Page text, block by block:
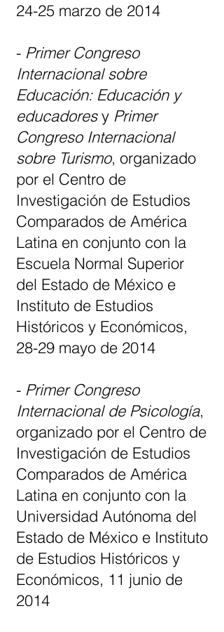
24-25 marzo de 2014
- Primer Congreso
Internacional sobre
Educación: Educación y
educadoresy Primer
Congreso Internacional
sobre Turismo, organizado
por el Centro de
Investigación de Estudios
Comparados de América
Latina en conjunto con la
Escuela Normal Superior
del Estado de México e
Instituto de Estudios
Históricos y Económicos,
28-29 mayo de 2014
- Primer Congreso
Internacional de Psicología,
organizado por el Centro de
Investigación de Estudios
Comparados de América
Latina en conjunto con la
Universidad Autónoma del
Estado de México e Instituto
de Estudios Históricos y
Económicos, 11 junio de
2014